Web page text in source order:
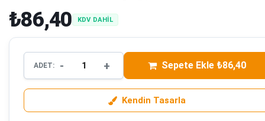
₺86,40 KDV DAHİL
ADET: - + Sepete Ekle ₺86,40
Kendin Tasarla